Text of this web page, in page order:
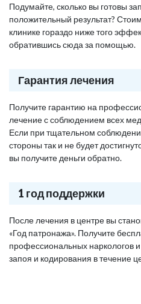
Подумайте, сколько вы готовы
положительный результат?
клинике гораздо ниже того
обратившись сюда за помощью.
Гарантия лечения
Получите гарантию на
лечение с соблюдением всех
Если при тщательном
стороны так и не будет
вы получите деньги обратно.
1 год поддержки
После лечения в центре вы
«Год патронажа». Получите
профессиональных наркологов
запоя и кодирования в течение